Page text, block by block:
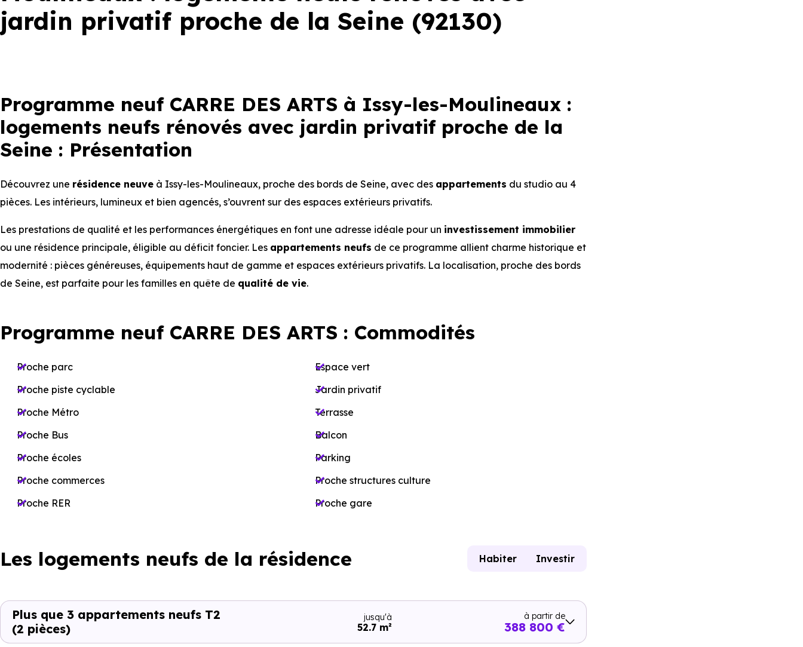
jardin privatif proche de la Seine (92130)
Programme neuf CARRE DES ARTS à Issy-les-Moulineaux :
logements neufs rénovés avec jardin privatif proche de la
Seine : Présentation
Découvrez une résidence neuve à Issy-les-Moulineaux, proche des bords de Seine, avec des appartements du studio au 4
pièces. Les intérieurs, lumineux et bien agencés, s’ouvrent sur des espaces extérieurs privatifs.
Les prestations de qualité et les performances énergétiques en font une adresse idéale pour un investissement immobilier
ou une résidence principale, éligible au déficit foncier. Les appartements neufs de ce programme allient charme historique et
modernité : pièces généreuses, équipements haut de gamme et espaces extérieurs privatifs. La localisation, proche des bords
de Seine, est parfaite pour les familles en quête de qualité de vie.
Programme neuf CARRE DES ARTS : Commodités
Proche parc
Proche piste cyclable
Proche Métro
Proche Bus
Proche écoles
Proche commerces
Proche RER
Espace vert
Jardin privatif
Terrasse
Balcon
Parking
Proche structures culture
Proche gare
Les logements neufs de la résidence Habiter Investir
Plus que 3 appartements neufs T2
(2 pièces)
jusqu'à
52.7 m²
à partir de
388 800 €